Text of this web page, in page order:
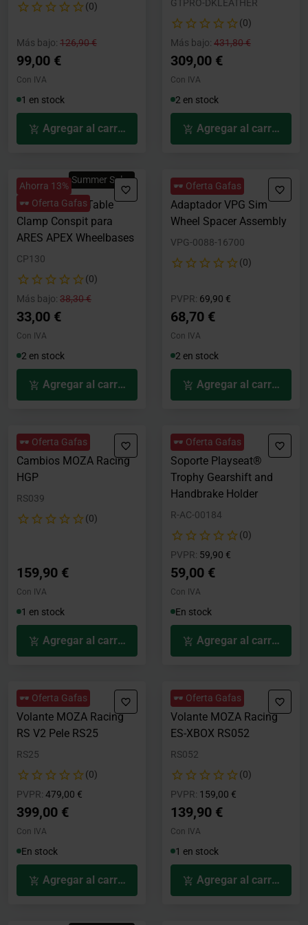
(0)
Más bajo: Precio rebajado desde
126,90 €hasta
99,00 €
Con IVA
1 en stock
Agregar al carrito
GTPRO-DKLEATHER
(0)
Más bajo: Precio rebajado desde
431,80 €hasta
309,00 €
Con IVA
2 en stock
Agregar al carrito
Ahorra 13%
🕶️ Oferta Gafas
Summer Sales
Soporte Mesa Table
Clamp Conspit para
ARES APEX Wheelbases
CP130
(0)
Más bajo: Precio rebajado desde
38,30 €hasta
33,00 €
Con IVA
2 en stock
Agregar al carrito
🕶️ Oferta Gafas
Adaptador VPG Sim
Wheel Spacer Assembly
VPG-0088-16700
(0)
PVPR: Precio rebajado desde
69,90 €
68,70 €
Con IVA
2 en stock
Agregar al carrito
🕶️ Oferta Gafas
Cambios MOZA Racing
HGP
RS039
(0)
159,90 €
Con IVA
1 en stock
Agregar al carrito
🕶️ Oferta Gafas
Soporte Playseat®
Trophy Gearshift and
Handbrake Holder
R-AC-00184
(0)
PVPR: Precio rebajado desde
59,90 €
59,00 €
Con IVA
En stock
Agregar al carrito
🕶️ Oferta Gafas
Volante MOZA Racing
RS V2 Pele RS25
RS25
(0)
PVPR: Precio rebajado desde
479,00 €
399,00 €
Con IVA
En stock
Agregar al carrito
🕶️ Oferta Gafas
Volante MOZA Racing
ES-XBOX RS052
RS052
(0)
PVPR: Precio rebajado desde
159,00 €
139,90 €
Con IVA
1 en stock
Agregar al carrito